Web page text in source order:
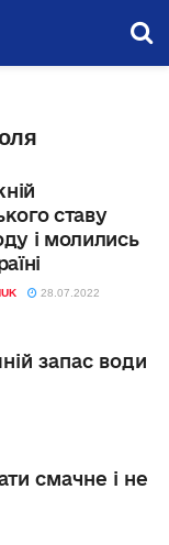
ставу
і молились
28.07.2022
запас води
смачне і не